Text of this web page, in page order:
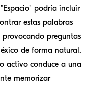
podría incluir
estas palabras
provocando preguntas
de forma natural.
activo conduce a una
memorizar